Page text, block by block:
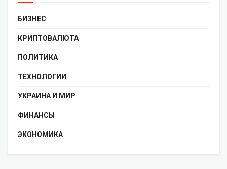
БИЗНЕС
КРИПТОВАЛЮТА
ПОЛИТИКА
ТЕХНОЛОГИИ
УКРАИНА И МИР
ФИНАНСЫ
ЭКОНОМИКА